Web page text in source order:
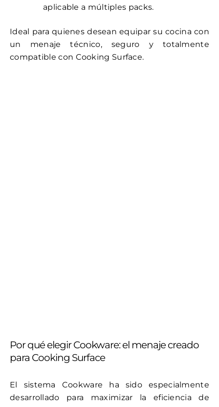
aplicable a múltiples packs.
Ideal para quienes desean equipar su cocina con
un menaje técnico, seguro y totalmente
compatible con Cooking Surface.
Por qué elegir Cookware: el menaje creado
para Cooking Surface
El sistema Cookware ha sido especialmente
desarrollado para maximizar la eficiencia de